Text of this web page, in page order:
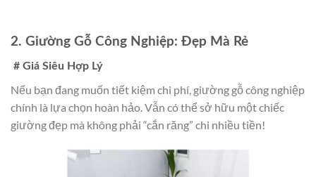
2. Giường Gỗ Công Nghiệp: Đẹp Mà Rẻ
# Giá Siêu Hợp Lý
Nếu bạn đang muốn tiết kiệm chi phí, giường gỗ công nghiệp
chính là lựa chọn hoàn hảo. Vẫn có thể sở hữu một chiếc
giường đẹp mà không phải “cắn răng” chi nhiều tiền!